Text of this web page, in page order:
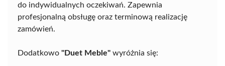
do indywidualnych oczekiwań. Zapewnia
profesjonalną obsługę oraz terminową realizację
zamówień.
Dodatkowo "Duet Meble" wyróżnia się: